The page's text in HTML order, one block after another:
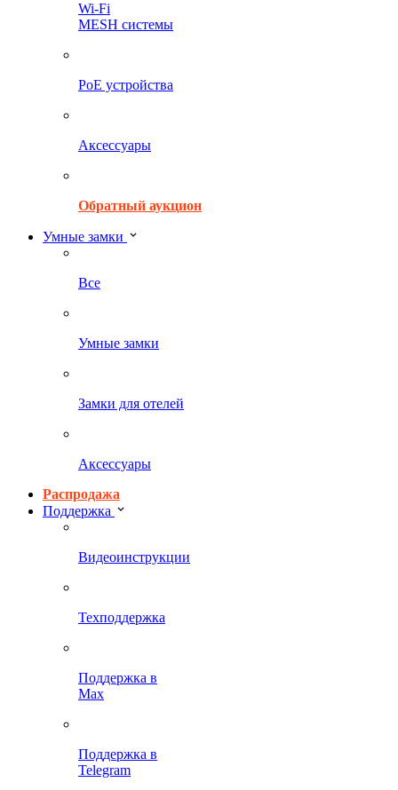
Wi-Fi
MESH системы
PoE устройства
Аксессуары
Обратный аукцион
Умные замки
Все
Умные замки
Замки для отелей
Аксессуары
Распродажа
Поддержка
Видеоинструкции
Техподдержка
Поддержка в
Max
Поддержка в
Telegram